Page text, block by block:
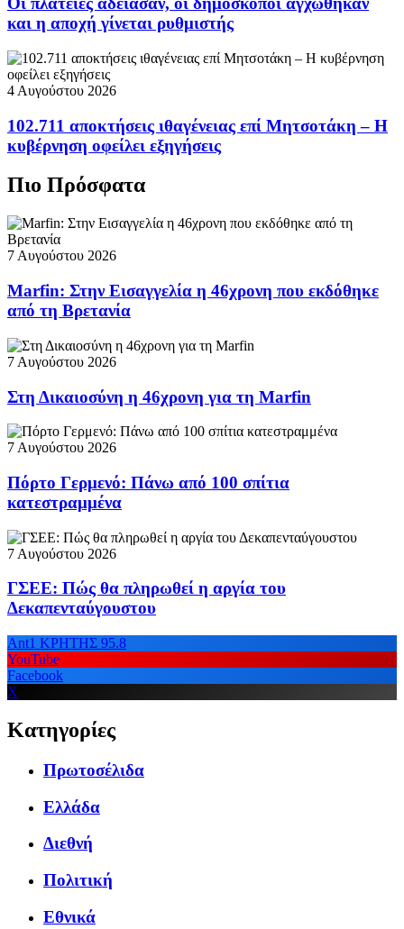
και η αποχή γίνεται ρυθμιστής
4 Αυγούστου 2026
102.711 αποκτήσεις ιθαγένειας επί Μητσοτάκη – Η
κυβέρνηση οφείλει εξηγήσεις
Πιο Πρόσφατα
7 Αυγούστου 2026
Marfin: Στην Εισαγγελία η 46χρονη που εκδόθηκε
από τη Βρετανία
7 Αυγούστου 2026
Στη Δικαιοσύνη η 46χρονη για τη Marfin
7 Αυγούστου 2026
Πόρτο Γερμενό: Πάνω από 100 σπίτια
κατεστραμμένα
7 Αυγούστου 2026
ΓΣΕΕ: Πώς θα πληρωθεί η αργία του
Δεκαπενταύγουστου
Ant1 ΚΡΗΤΗΣ 95.8
YouTube
Facebook
X
Κατηγορίες
Πρωτοσέλιδα
Ελλάδα
Διεθνή
Πολιτική
Εθνικά